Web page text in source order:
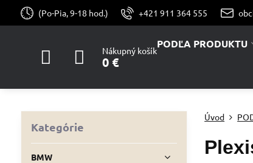
(Po-Pia, 9-18 hod.) +421 911 364 555
Nákupný košík
0 €
PODĽA PRODUKTU
Úvod
Kategórie
BMW